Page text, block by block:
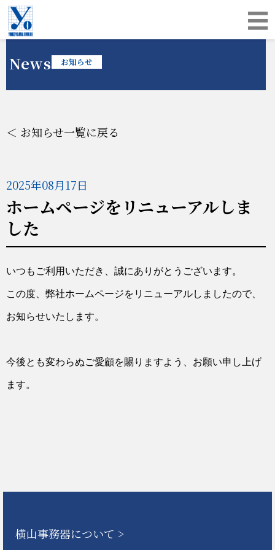
☰
News お知らせ
＜ お知らせ一覧に戻る
2025年08月17日
ホームページをリニューアルしま
した
いつもご利用いただき、誠にありがとうございます。
この度、弊社ホームページをリニューアルしましたので、
お知らせいたします。
今後とも変わらぬご愛顧を賜りますよう、お願い申し上げ
ます。
横山事務器について